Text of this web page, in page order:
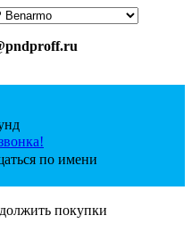
по имени
покупки